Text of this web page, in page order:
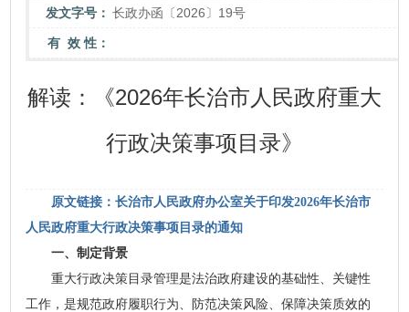
发文字号： 长政办函〔2026〕19号
有 效 性：
解读：《2026年长治市人民政府重大
行政决策事项目录》
原文链接：长治市人民政府办公室关于印发2026年长治市
人民政府重大行政决策事项目录的通知
一、制定背景
重大行政决策目录管理是法治政府建设的基础性、关键性
工作，是规范政府履职行为、防范决策风险、保障决策质效的